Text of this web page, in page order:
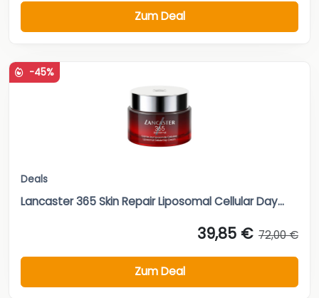
Zum Deal
-45%
Deals
Lancaster 365 Skin Repair Liposomal Cellular Day...
39,85 € 72,00 €
Zum Deal